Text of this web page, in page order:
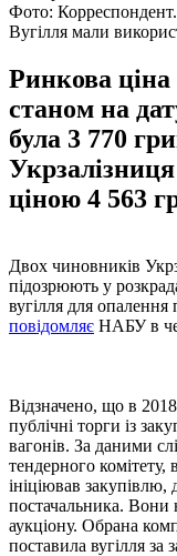
Фото:
Вугілля мали
Ринкова ціна
станом на
була 3 770
ціною 4 563
Двох чиновників
підозрюють у
вугілля для
повідомляє НАБУ в
Відзначено, що в 2018
публічні торги із
вагонів. За даними
тендерного комітету,
ініціював закупівлю,
постачальника. Вони
аукціону. Обрана
поставила вугілля